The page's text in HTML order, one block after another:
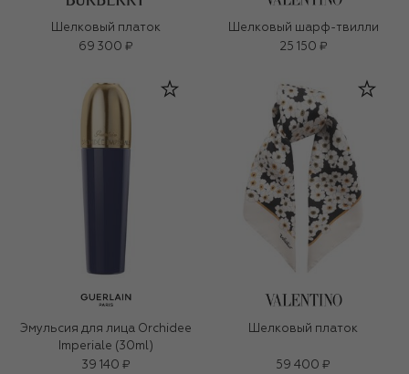
Шелковый платок
69 300 ₽
Шелковый шарф-твилли
25 150 ₽
Эмульсия для лица Orchidee
Imperiale (30ml)
39 140 ₽
Шелковый платок
59 400 ₽